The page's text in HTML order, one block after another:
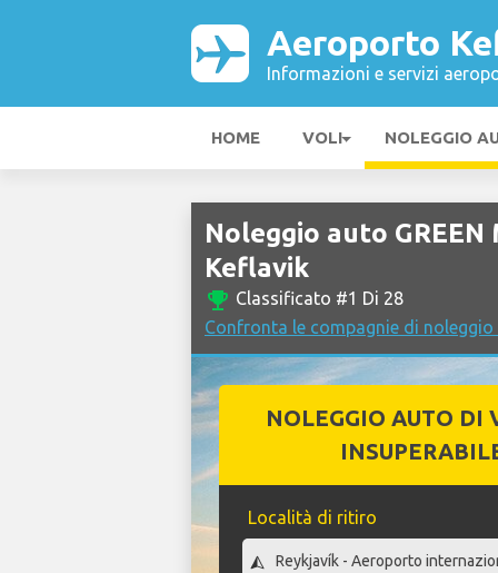
Aeroporto
Informazioni e servizi
HOME VOLI NOLEGGIO
Noleggio auto
Keflavik
emoji_events Classificato #1 Di 28
Confronta le compagnie di
NOLEGGIO AUTO DI
Località di ritiro